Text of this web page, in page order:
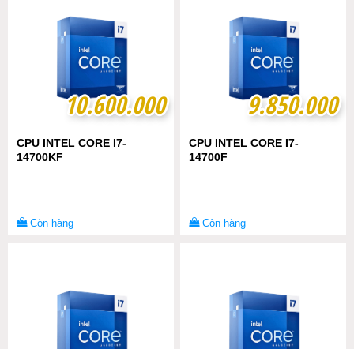
10.600.000
10.600.000
CPU INTEL CORE I7-
14700KF
Còn hàng
9.850.000
9.850.000
CPU INTEL CORE I7-
14700F
Còn hàng